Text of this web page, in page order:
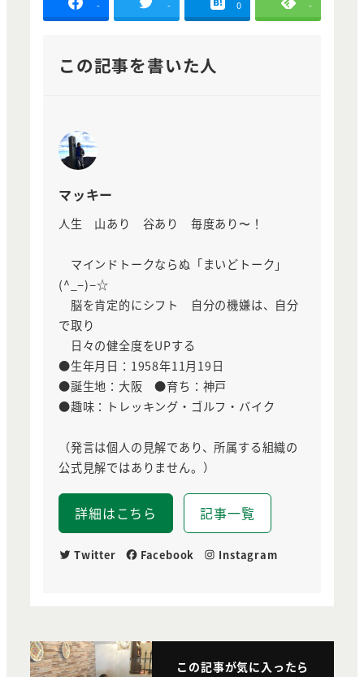
- - 0 -
この記事を書いた人
マッキー
人生 山あり 谷あり 毎度あり〜！
マインドトークならぬ「まいどトーク」
(^_−)−☆
脳を肯定的にシフト 自分の機嫌は、自分
で取り
日々の健全度をUPする
●生年月日：1958年11月19日
●誕生地：大阪 ●育ち：神戸
●趣味：トレッキング・ゴルフ・バイク
（発言は個人の見解であり、所属する組織の
公式見解ではありません。）
詳細はこちら 記事一覧
Twitter Facebook Instagram
この記事が気に入ったら